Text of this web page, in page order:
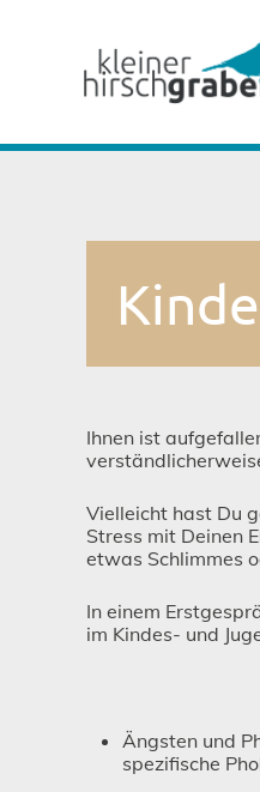
Ihnen ist
Vielleicht hast Du
Stress mit Deinen
etwas Schlimmes
In einem
im Kindes- und
Ängsten und
spezifische